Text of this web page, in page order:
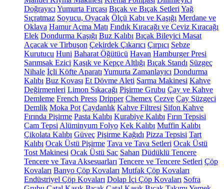
Doğrayıcı Yumurta Fırçası Bıçak ve Bıçak Setleri Yağ
Sıçratmaz Soyucu, Oyacak Ölçü Kabı ve Kaşığı Merdane ve
Oklava Hamur Açma Matı Fındık Kıracağı ve Ceviz Kıracağı
Elek Dondurma Kaşığı Buz Kalıbı Bıçak Bileyici Masat
Açacak ve Tirbuşon Çekirdek Çıkarıcı Çırpıcı Sebze
Kurutucu Huni Baharat Öğütücü Havan Hamburger Presi
Sarımsak Ezici Kaşık ve Kepçe Altlığı Bıçak Standı Süzgeç
Nihale İçli Köfte Aparatı Yumurta Zamanlayıcı Dondurma
Kalıbı Buz Kovası Et Dövme Aleti Sarma Makinesi Kahve
Değirmenleri Limon Sıkacağı Pişirme Grubu Çay ve Kahve
Demleme French Press Dripper Chemex Cezve Çay Süzgeci
Demlik Moka Pot Çaydanlık Kahve Filtresi Sifon Kahve
Fırında Pişirme Pasta Kalıbı Kurabiye Kalıbı Fırın Tepsisi
Cam Tepsi Alüminyum Folyo Kek Kalıbı Muffin Kalıbı
Çikolata Kalıbı Güveç Pişirme Kağıdı Pizza Tepsisi Tart
Kalıbı Ocak Üstü Pişirme Tava ve Tava Setleri Ocak Üstü
Tost Makinesi Ocak Üstü Sac Sahan Düdüklü Tencere
Tencere ve Tava Aksesuarları Tencere ve Tencere Setleri Çöp
Kovaları Banyo Çöp Kovaları Mutfak Çöp Kovaları
Endüstriyel Çöp Kovaları Dolap İçi Çöp Kovaları Sofra